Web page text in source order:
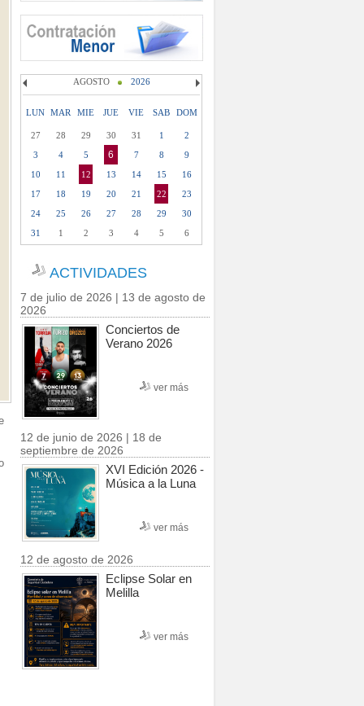
AGOSTO 2026
LUN MAR MIE JUE VIE SAB DOM
27 28 29 30 31 1
2
3
4 5 6 7 8
9
10
11 12 13 14 15
16
17
18 19 20 21 22
23
24
25 26 27 28 29
30
31
1 2 3 4 5 6
ACTIVIDADES
7 de julio de 2026 | 13 de agosto de
2026
Conciertos de
Verano 2026
ver más
12 de junio de 2026 | 18 de
septiembre de 2026
XVI Edición 2026 -
Música a la Luna
ver más
12 de agosto de 2026
Eclipse Solar en
Melilla
ver más